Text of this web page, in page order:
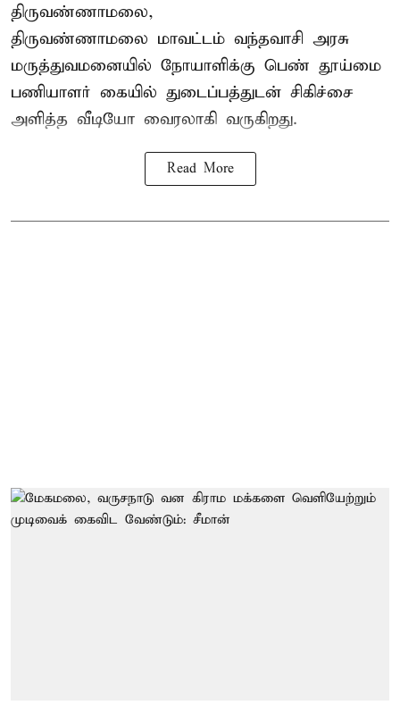
திருவண்ணாமலை,
திருவண்ணாமலை மாவட்டம் வந்தவாசி அரசு
மருத்துவமனையில் நோயாளிக்கு பெண் தூய்மை
பணியாளர் கையில் துடைப்பத்துடன் சிகிச்சை
அளித்த வீடியோ வைரலாகி வருகிறது.
Read More